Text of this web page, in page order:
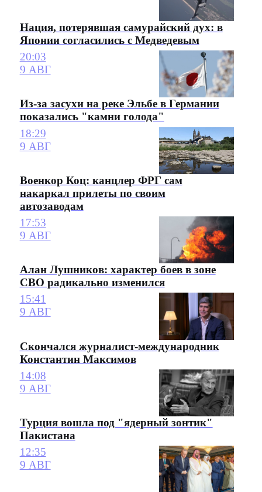
Нация, потерявшая самурайский дух: в
Японии согласились с Медведевым
20:03
9 АВГ
Из-за засухи на реке Эльбе в Германии
показались "камни голода"
18:29
9 АВГ
Военкор Коц: канцлер ФРГ сам
накаркал прилеты по своим
автозаводам
17:53
9 АВГ
Алан Лушников: характер боев в зоне
СВО радикально изменился
15:41
9 АВГ
Скончался журналист-международник
Константин Максимов
14:08
9 АВГ
Турция вошла под "ядерный зонтик"
Пакистана
12:35
9 АВГ